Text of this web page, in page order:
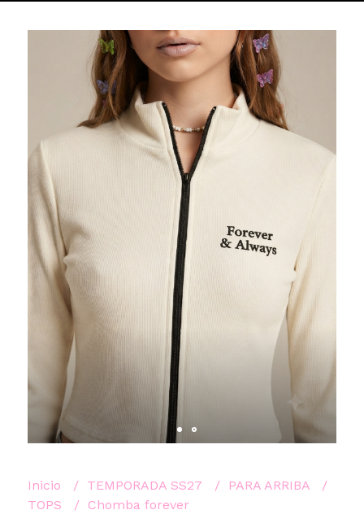
Inicio TEMPORADA SS27
PARA ARRIBA
TOPS
Chomba forever